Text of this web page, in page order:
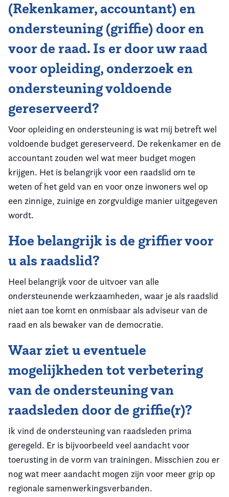
(Rekenkamer, accountant) en
ondersteuning (griffie) door en
voor de raad. Is er door uw raad
voor opleiding, onderzoek en
ondersteuning voldoende
gereserveerd?
Voor opleiding en ondersteuning is wat mij betreft wel
voldoende budget gereserveerd. De rekenkamer en de
accountant zouden wel wat meer budget mogen
krijgen. Het is belangrijk voor een raadslid om te
weten of het geld van en voor onze inwoners wel op
een zinnige, zuinige en zorgvuldige manier uitgegeven
wordt.
Hoe belangrijk is de griffier voor
u als raadslid?
Heel belangrijk voor de uitvoer van alle
ondersteunende werkzaamheden, waar je als raadslid
niet aan toe komt en onmisbaar als adviseur van de
raad en als bewaker van de democratie.
Waar ziet u eventuele
mogelijkheden tot verbetering
van de ondersteuning van
raadsleden door de griffie(r)?
Ik vind de ondersteuning van raadsleden prima
geregeld. Er is bijvoorbeeld veel aandacht voor
toerusting in de vorm van trainingen. Misschien zou er
nog wat meer aandacht mogen zijn voor meer grip op
regionale samenwerkingsverbanden.